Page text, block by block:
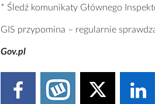
* Śledź komunikaty Głównego
GIS przypomina – regularnie
Gov.pl